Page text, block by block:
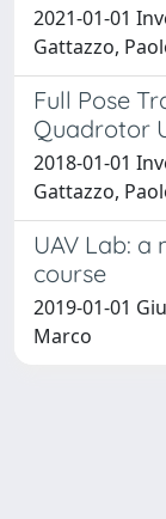
2021-01-01
Gattazzo,
Full Pose
Quadrotor
2018-01-01
Gattazzo,
UAV Lab: a
course
2019-01-01
Marco